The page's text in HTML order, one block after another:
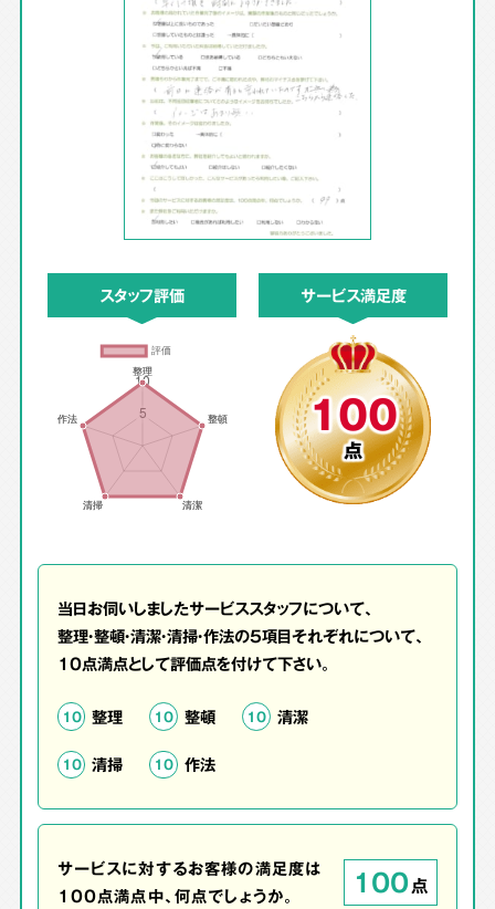
スタッフ評価 サービス満足度
100
点
当日お伺いしましたサービススタッフについて、
整理・整頓・清潔・清掃・作法の5項目それぞれについて、
10点満点として評価点を付けて下さい。
10 整理 10 整頓 10 清潔
10 清掃 10 作法
サービスに対するお客様の満足度は
100点満点中、何点でしょうか。
100点